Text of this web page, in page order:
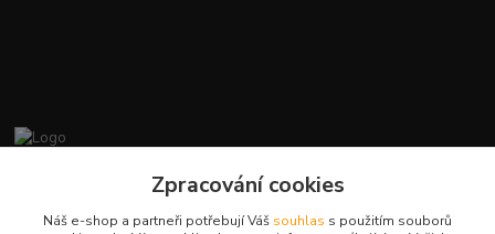
Zpracování cookies
Náš e-shop a partneři potřebují Váš souhlas s použitím souborů